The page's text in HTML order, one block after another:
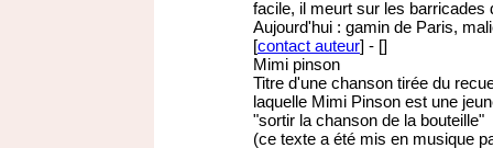
facile, il meurt sur les barricades
Aujourd'hui : gamin de Paris,
[contact auteur] - []
Mimi pinson
Titre d'une chanson tirée du
laquelle Mimi Pinson est une
"sortir la chanson de la bouteille"
(ce texte a été mis en musique